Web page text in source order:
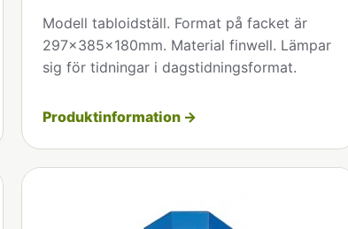
Modell tabloidställ. Format på facket är
297x385x180mm. Material finwell. Lämpar
sig för tidningar i dagstidningsformat.
Produktinformation →